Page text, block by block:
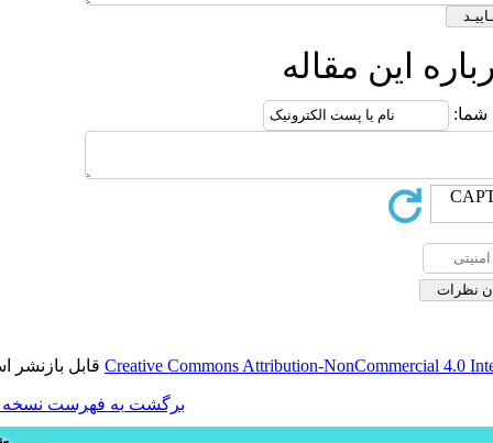
Creative Commonsقابل بازنشر است.
برگشت به فهرست نسخه ها